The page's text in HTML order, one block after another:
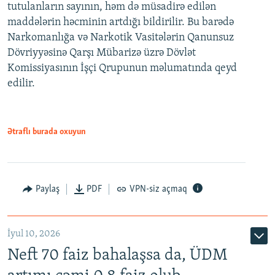
tutulanların sayının, həm də müsadirə edilən
maddələrin həcminin artdığı bildirilir. Bu barədə
Narkomanlığa və Narkotik Vasitələrin Qanunsuz
Dövriyyəsinə Qarşı Mübarizə üzrə Dövlət
Komissiyasının İşçi Qrupunun məlumatında qeyd
edilir.
Ətraflı burada oxuyun
Paylaş PDF VPN-siz açmaq
İyul 10, 2026
Neft 70 faiz bahalaşsa da, ÜDM